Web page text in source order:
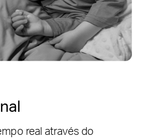
real através do